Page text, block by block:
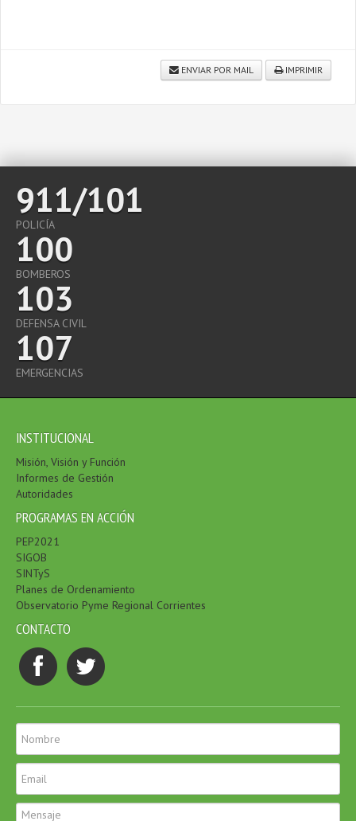
ENVIAR POR MAIL IMPRIMIR
911/101
POLICÍA
100
BOMBEROS
103
DEFENSA CIVIL
107
EMERGENCIAS
INSTITUCIONAL
Misión, Visión y Función
Informes de Gestión
Autoridades
PROGRAMAS EN ACCIÓN
PEP2021
SIGOB
SINTyS
Planes de Ordenamiento
Observatorio Pyme Regional Corrientes
CONTACTO